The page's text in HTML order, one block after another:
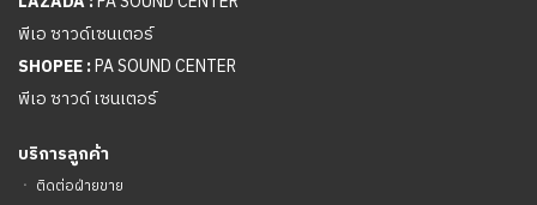
พีเอ ซาวด์เซนเตอร์
SHOPEE :PA SOUND CENTER
พีเอ ซาวด์ เซนเตอร์
บริการลูกค้า
ㆍ ติดต่อฝ่ายขาย